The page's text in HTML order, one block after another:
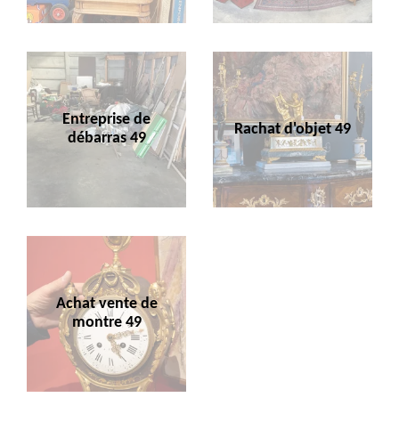
Entreprise de
débarras 49
Rachat d'objet 49
Achat vente de
montre 49